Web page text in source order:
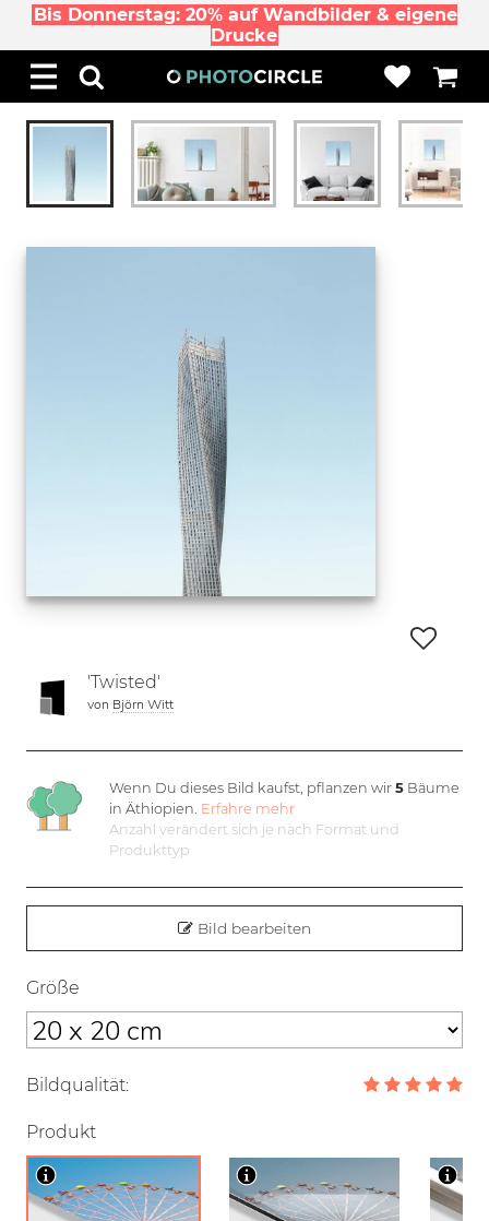
Bis Donnerstag: 20% auf Wandbilder & eigene
Drucke
'Twisted'
von Björn Witt
Wenn Du dieses Bild kaufst, pflanzen wir5 Bäume
in Äthiopien. Erfahre mehr
Anzahl verändert sich je nach Format und
Produkttyp
Bild bearbeiten
Größe
Bildqualität:
Produkt